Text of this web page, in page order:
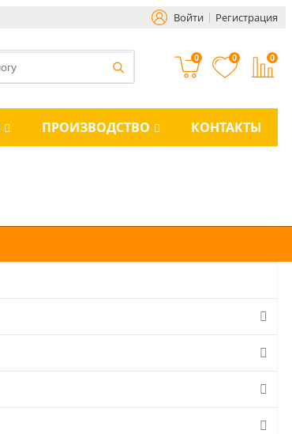
Войти Регистрация
0 0 0
ПРОИЗВОДСТВО КОНТАКТЫ